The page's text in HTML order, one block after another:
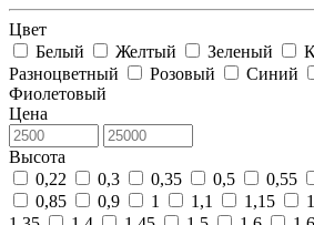
Цвет
Белый
Желтый Зеленый
Разноцветный
Розовый Синий
Фиолетовый
Цена
Высота
0,22
0,3 0,35 0,5 0,55
0,85
0,9 1 1,1 1,15